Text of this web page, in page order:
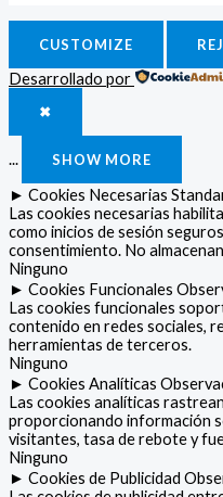
CUSTOMIZE
Desarrollado por
✖
... SHOW MORE
► Cookies Necesarias
Las cookies necesarias
como inicios de sesión
consentimiento. No
Ninguno
► Cookies Funcionales
Las cookies funcionales
contenido en redes sociales,
herramientas de terceros.
Ninguno
► Cookies Analíticas
Las cookies analíticas
proporcionando información
visitantes, tasa de rebote y
Ninguno
► Cookies de Publicidad